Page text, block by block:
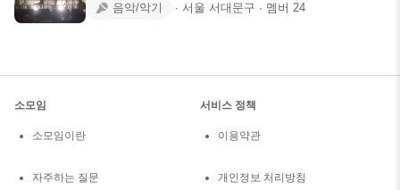
음악/악기 ∙ 서울 서대문구 ∙ 멤버 24
소모임
소모임이란
자주하는 질문
서비스 정책
이용약관
개인정보 처리방침